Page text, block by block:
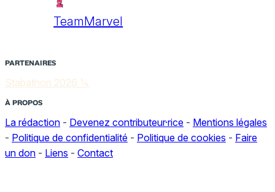
TeamMarvel
PARTENAIRES
Stabathon 2026 🔪
À PROPOS
La rédaction - Devenez contributeur·rice - Mentions légales
- Politique de confidentialité - Politique de cookies - Faire
un don - Liens - Contact